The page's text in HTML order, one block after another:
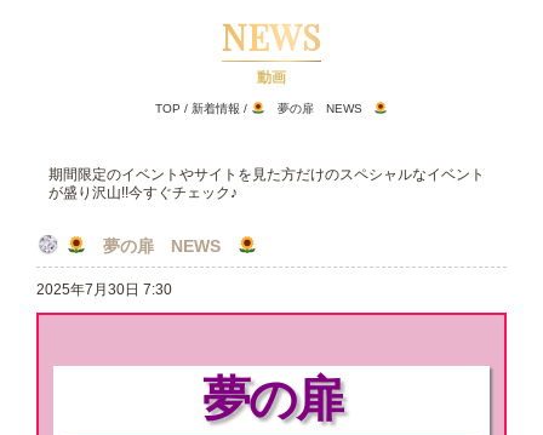
NEWS
動画
TOP /新着情報 / 夢の扉 NEWS
期間限定のイベントやサイトを見た方だけのスペシャルなイベント
が盛り沢山!!今すぐチェック♪
夢の扉 NEWS
2025年7月30日 7:30
夢の扉